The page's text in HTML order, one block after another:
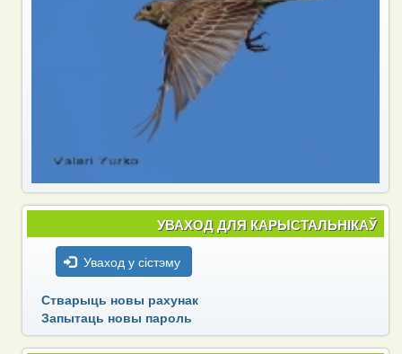
УВАХОД ДЛЯ КАРЫСТАЛЬНІКАЎ
Уваход у сістэму
Стварыць новы рахунак
Запытаць новы пароль